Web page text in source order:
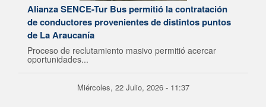
Alianza SENCE-Tur Bus permitió la contratación
de conductores provenientes de distintos puntos
de La Araucanía
Proceso de reclutamiento masivo permitió acercar
oportunidades...
Miércoles, 22 Julio, 2026 - 11:37